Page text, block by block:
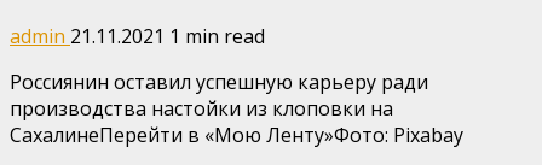
admin 21.11.2021 1 min read
Россиянин оставил успешную карьеру ради
производства настойки из клоповки на
СахалинеПерейти в «Мою Ленту»Фото: Pixabay